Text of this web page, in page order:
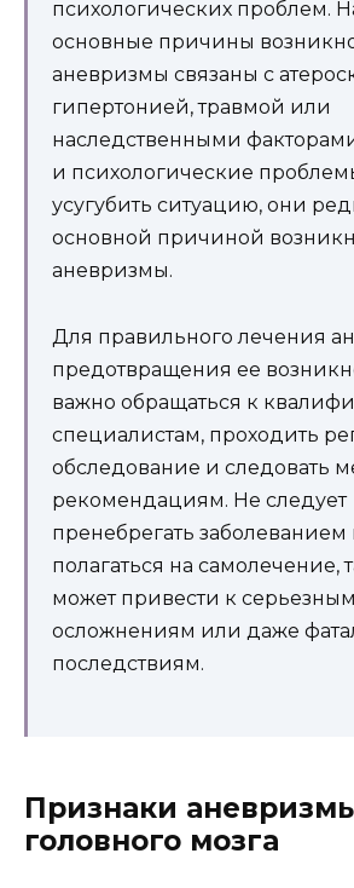
психологических проблем.
основные причины
аневризмы связаны с
гипертонией, травмой или
наследственными
и психологические
усугубить ситуацию, они
основной причиной
аневризмы.
Для правильного лечения
предотвращения ее
важно обращаться к
специалистам, проходить
обследование и следовать
рекомендациям. Не следует
пренебрегать заболеванием
полагаться на самолечение,
может привести к серьезным
осложнениям или даже
последствиям.
Признаки
головного мозга